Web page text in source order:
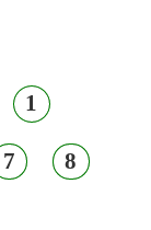
1
7 8